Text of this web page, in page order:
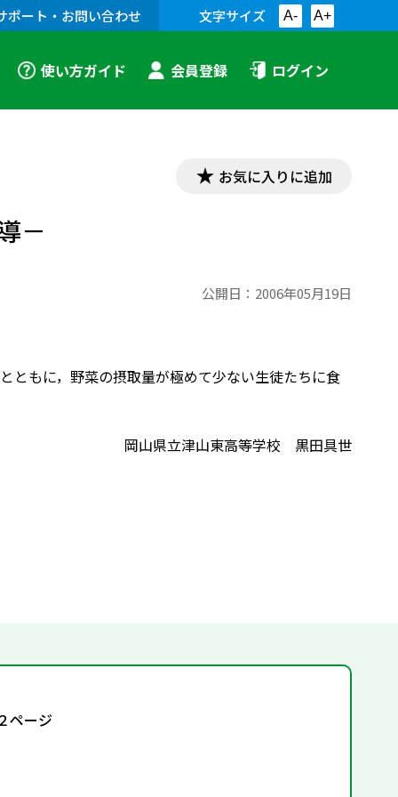
ポート・お問い合わせ 文字サイズ A- A+
使い方ガイド 会員登録 ログイン
お気に入りに追加
－
公開日： 2006年05月19日
ともに，野菜の摂取量が極めて少ない生徒たちに食
岡山県立津山東高等学校 黒田具世
ページ